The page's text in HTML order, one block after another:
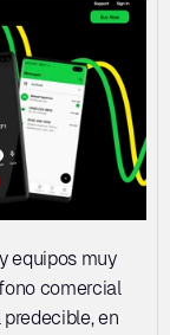
equipos muy
comercial
en